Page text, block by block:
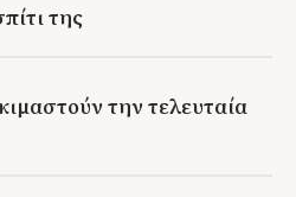
της
την τελευταία